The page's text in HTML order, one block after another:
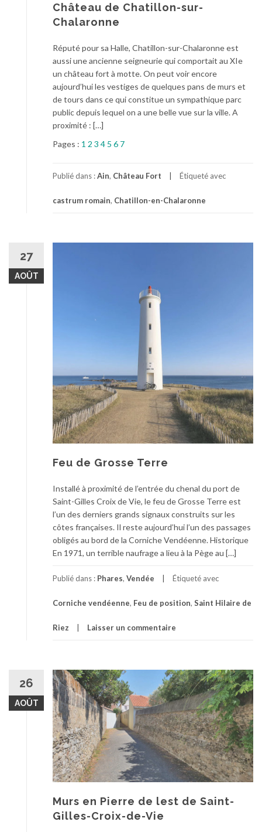
Château de Chatillon-sur-
Chalaronne
Réputé pour sa Halle, Chatillon-sur-Chalaronne est
aussi une ancienne seigneurie qui comportait au XIe
un château fort à motte. On peut voir encore
aujourd’hui les vestiges de quelques pans de murs et
de tours dans ce qui constitue un sympathique parc
public depuis lequel on a une belle vue sur la ville. A
proximité : […]
Pages : 1 2 3 4 5 6 7
Publié dans :Ain, Château Fort Étiqueté avec
castrum romain, Chatillon-en-Chalaronne
27
AOÛT
Feu de Grosse Terre
Installé à proximité de l’entrée du chenal du port de
Saint-Gilles Croix de Vie, le feu de Grosse Terre est
l’un des derniers grands signaux construits sur les
côtes françaises. Il reste aujourd’hui l’un des passages
obligés au bord de la Corniche Vendéenne. Historique
En 1971, un terrible naufrage a lieu à la Pège au […]
Publié dans : Phares, Vendée Étiqueté avec
Corniche vendéenne, Feu de position, Saint Hilaire de
Riez Laisser un commentaire
26
AOÛT
Murs en Pierre de lest de Saint-
Gilles-Croix-de-Vie